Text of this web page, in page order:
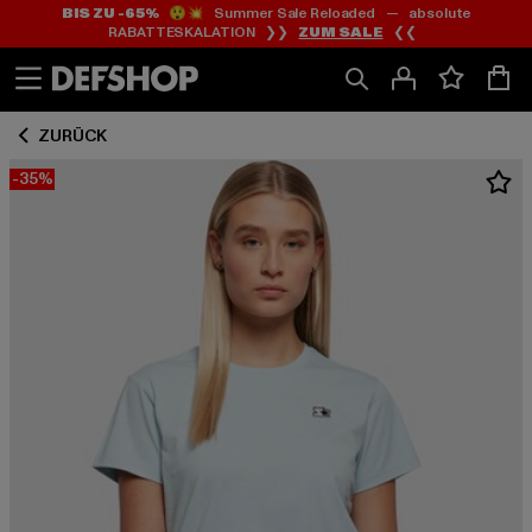
Zum
Inhalt
springen
Zum
Fußzeile
springen
BIS ZU -65%😲💥 Summer Sale Reloaded — absolute
RABATTESKALATION ❯❯ ZUM SALE ❮❮
ZURÜCK
-35%